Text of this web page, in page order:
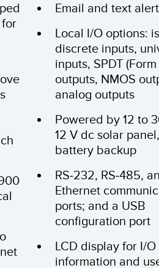
Email and text
Local I/O options:
discrete inputs,
inputs, SPDT
outputs, NMOS
analog outputs
Powered by 12 to
12 V dc solar
battery backup
RS-232, RS-485,
Ethernet
ports; and a USB
configuration port
LCD display for I/O
information and